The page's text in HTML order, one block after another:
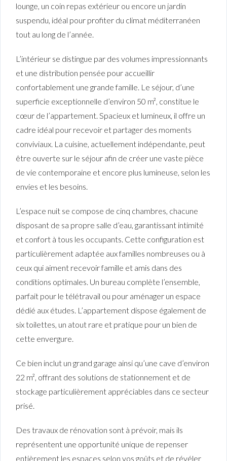
lounge, un coin repas extérieur ou encore un jardin
suspendu, idéal pour profiter du climat méditerranéen
tout au long de l’année.
L’intérieur se distingue par des volumes impressionnants
et une distribution pensée pour accueillir
confortablement une grande famille. Le séjour, d’une
superficie exceptionnelle d’environ 50 m², constitue le
cœur de l’appartement. Spacieux et lumineux, il offre un
cadre idéal pour recevoir et partager des moments
conviviaux. La cuisine, actuellement indépendante, peut
être ouverte sur le séjour afin de créer une vaste pièce
de vie contemporaine et encore plus lumineuse, selon les
envies et les besoins.
L’espace nuit se compose de cinq chambres, chacune
disposant de sa propre salle d’eau, garantissant intimité
et confort à tous les occupants. Cette configuration est
particulièrement adaptée aux familles nombreuses ou à
ceux qui aiment recevoir famille et amis dans des
conditions optimales. Un bureau complète l’ensemble,
parfait pour le télétravail ou pour aménager un espace
dédié aux études. L’appartement dispose également de
six toilettes, un atout rare et pratique pour un bien de
cette envergure.
Ce bien inclut un grand garage ainsi qu’une cave d’environ
22 m², offrant des solutions de stationnement et de
stockage particulièrement appréciables dans ce secteur
prisé.
Des travaux de rénovation sont à prévoir, mais ils
représentent une opportunité unique de repenser
entièrement les espaces selon vos goûts et de révéler